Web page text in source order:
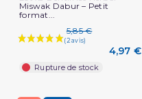
Miswak Dabur – Petit
format...
5,85 €
4,97 €
Rupture de stock